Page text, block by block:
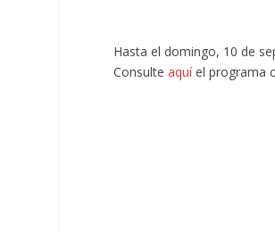
Hasta el domingo, 10 de
Consulteaquíel programa